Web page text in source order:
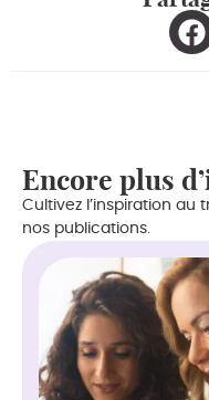
Encore plus
Cultivez l’inspiration au
nos publications.